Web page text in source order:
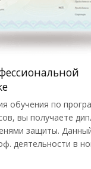
обучения по
вы получаете
защиты.
деятельности в